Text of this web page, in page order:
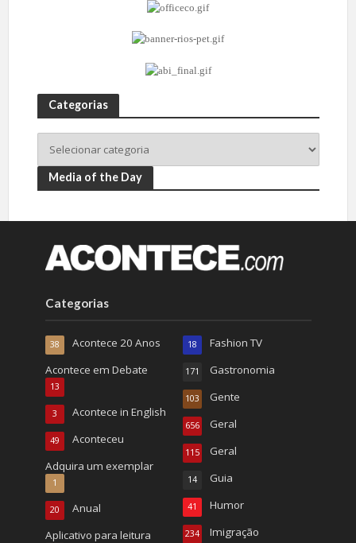
Categorias
Media of the Day
Categorias
Acontece 20 Anos
38
Acontece em Debate
13
Acontece in English
3
Aconteceu
49
Adquira um exemplar
1
Anual
20
Aplicativo para leitura
Fashion TV
18
Gastronomia
171
Gente
103
Geral
656
Geral
115
Guia
14
Humor
41
Imigração
234